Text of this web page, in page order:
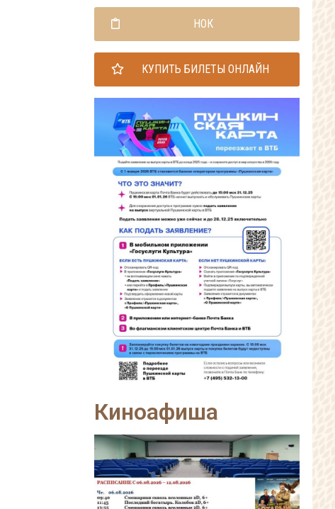
НОК
КУПИТЬ БИЛЕТЫ ОНЛАЙН
Киноафиша